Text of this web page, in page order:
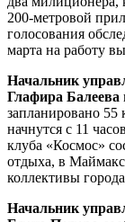
200-метровой
голосования
марта на работу
Начальник
Глафира Балеева
запланировано 55
начнутся с 11
клуба «Космос»
отдыха, в
коллективы
Начальник